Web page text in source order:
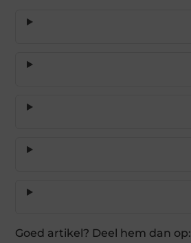
Goed artikel? Deel hem dan op: